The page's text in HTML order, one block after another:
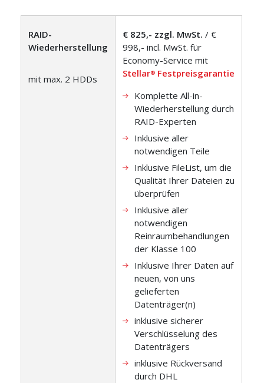
RAID-
Wiederherstellung
mit max. 2 HDDs
€ 825,- zzgl. MwSt. / €
998,- incl. MwSt. für
Economy-Service mit
Stellar® Festpreisgarantie
Komplette All-in-
Wiederherstellung durch
RAID-Experten
Inklusive aller
notwendigen Teile
Inklusive FileList, um die
Qualität Ihrer Dateien zu
überprüfen
Inklusive aller
notwendigen
Reinraumbehandlungen
der Klasse 100
Inklusive Ihrer Daten auf
neuen, von uns
gelieferten
Datenträger(n)
inklusive sicherer
Verschlüsselung des
Datenträgers
inklusive Rückversand
durch DHL